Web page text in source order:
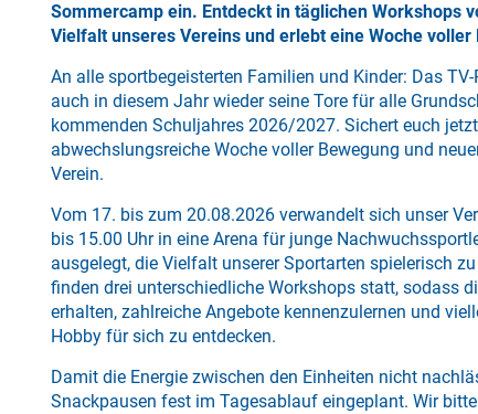
Sommercamp ein. Entdeckt in täglichen Workshops
Vielfalt unseres Vereins und erlebt eine Woche
An alle sportbegeisterten Familien und Kinder: Das
auch in diesem Jahr wieder seine Tore für alle
kommenden Schuljahres 2026/2027. Sichert euch
abwechslungsreiche Woche voller Bewegung und
Verein.
Vom 17. bis zum 20.08.2026 verwandelt sich unser
bis 15.00 Uhr in eine Arena für junge
ausgelegt, die Vielfalt unserer Sportarten spielerisch
finden drei unterschiedliche Workshops statt, sodass
erhalten, zahlreiche Angebote kennenzulernen und
Hobby für sich zu entdecken.
Damit die Energie zwischen den Einheiten nicht
Snackpausen fest im Tagesablauf eingeplant. Wir